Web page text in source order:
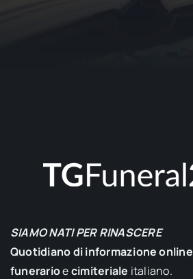
SIAMO NATI PER RINASCERE
Quotidiano di informazione online
funerarioecimiteriale italiano.